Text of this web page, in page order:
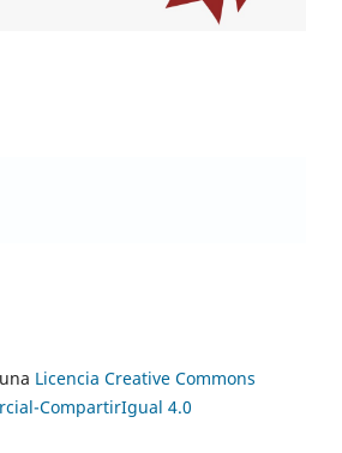
Licencia Creative Commons
CompartirIgual 4.0